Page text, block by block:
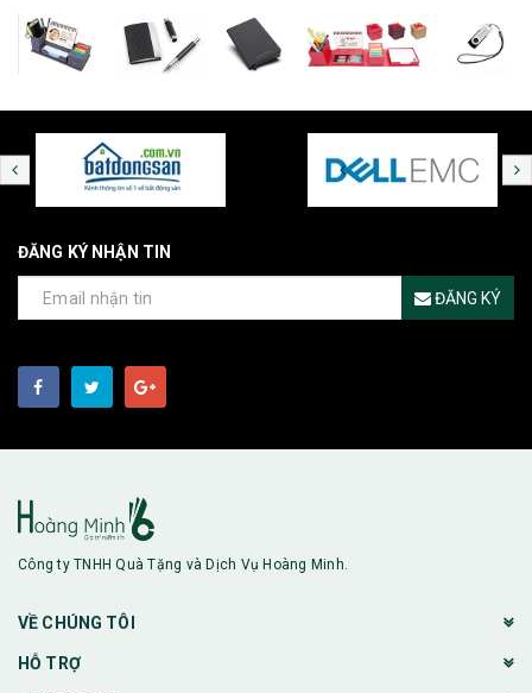
ĐĂNG KÝ NHẬN TIN
ĐĂNG KÝ
Công ty TNHH Quà Tặng và Dịch Vụ Hoàng Minh.
VỀ CHÚNG TÔI
HỖ TRỢ